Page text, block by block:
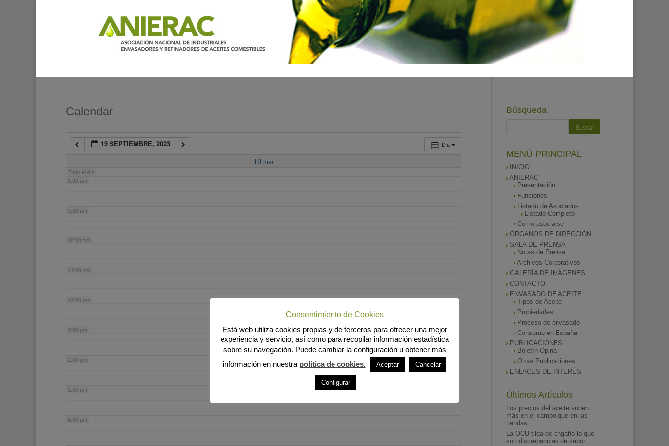
Calendar
Día
19 SEPTIEMBRE, 2023
19 mar
Todo el día
7:00 am
8:00 am
9:00 am
10:00 am
11:00 am
12:00 pm
1:00 pm
2:00 pm
3:00 pm
4:00 pm
Búsqueda
MENÚ PRINCIPAL
INICIO
ANIERAC
Presentación
Funciones
Listado de Asociados
Listado Completo
Como asociarse
ÓRGANOS DE DIRECCIÓN
SALA DE PRENSA
Notas de Prensa
Archivos Corporativos
GALERÍA DE IMÁGENES
CONTACTO
ENVASADO DE ACEITE
Tipos de Aceite
Propiedades
Proceso de envasado
Consumo en España
PUBLICACIONES
Boletín Opina
Otras Publicaciones
ENLACES DE INTERÉS
Últimos Artículos
Los precios del aceite suben
más en el campo que en las
tiendas
La OCU tilda de engaño lo que
son discrepancias de sabor
Consentimiento de Cookies
Está web utiliza cookies propias y de terceros para ofrecer una mejor
experiencia y servicio, así como para recopilar información estadística
sobre su navegación. Puede cambiar la configuración u obtener más
información en nuestra política de cookies. Aceptar Cancelar
Configurar